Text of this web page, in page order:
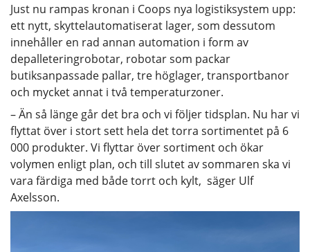
Just nu rampas kronan i Coops nya logistiksystem upp:
ett nytt, skyttelautomatiserat lager, som dessutom
innehåller en rad annan automation i form av
depalleteringrobotar, robotar som packar
butiksanpassade pallar, tre höglager, transportbanor
och mycket annat i två temperaturzoner.
– Än så länge går det bra och vi följer tidsplan. Nu har vi
flyttat över i stort sett hela det torra sortimentet på 6
000 produkter. Vi flyttar över sortiment och ökar
volymen enligt plan, och till slutet av sommaren ska vi
vara färdiga med både torrt och kylt, säger Ulf
Axelsson.